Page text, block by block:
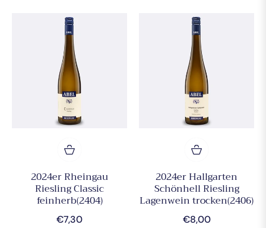
2024er Rheingau
Riesling Classic
feinherb(2404)
Normaler
€7,30
2024er Hallgarten
Schönhell Riesling
Lagenwein trocken(2406)
Normaler
€8,00